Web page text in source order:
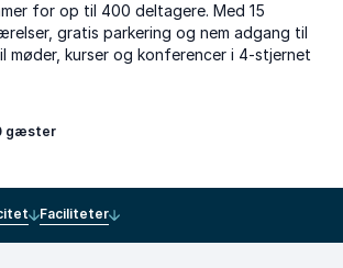
for op til 400 deltagere. Med 15
gratis parkering og nem adgang til
møder, kurser og konferencer i 4-stjernet
gæster
Faciliteter